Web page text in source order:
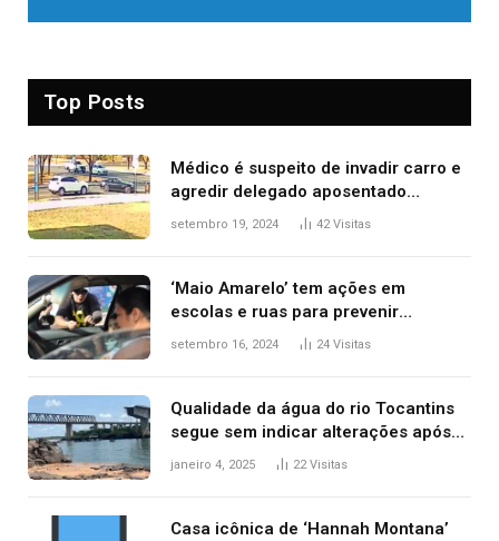
Top Posts
Médico é suspeito de invadir carro e
agredir delegado aposentado
durante confusão no trânsito
setembro 19, 2024 42Visitas
‘Maio Amarelo’ tem ações em
escolas e ruas para prevenir
acidentes no trânsito no AP
setembro 16, 2024 24 Visitas
Qualidade da água do rio Tocantins
segue sem indicar alterações após
desabamento da ponte entre MA e
janeiro 4, 2025 22Visitas
Casa icônica de ‘Hannah Montana’